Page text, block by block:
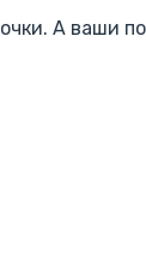
А ваши